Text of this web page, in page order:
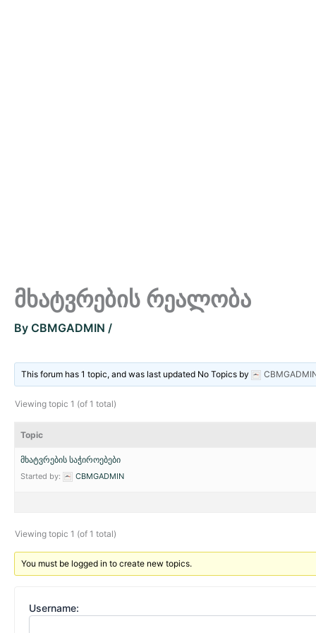
მხატვრების რეალობა
By CBMGADMIN /
This forum has 1 topic, and was last updated No Topics by
Viewing topic 1 (of 1 total)
Topic
მხატვრების საჭიროებები
Started by: CBMGADMIN
Viewing topic 1 (of 1 total)
You must be logged in to create new topics.
Username: